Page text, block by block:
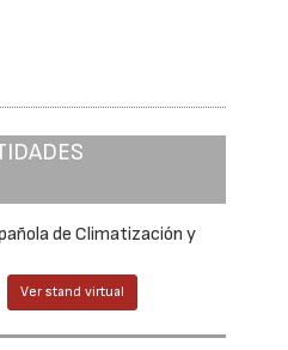
de Climatización y
Ver stand virtual